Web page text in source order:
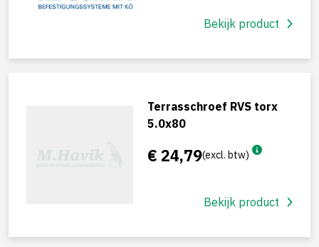
Bekijk product
Terrasschroef RVS torx
5.0x80
€ 24,79(excl. btw)
Bekijk product